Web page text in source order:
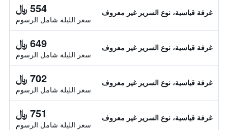
غرفة قياسية، نوع السرير غير معروف 554 ﷼
سعر الليلة شامل الرسوم
غرفة قياسية، نوع السرير غير معروف 649 ﷼
سعر الليلة شامل الرسوم
غرفة قياسية، نوع السرير غير معروف 702 ﷼
سعر الليلة شامل الرسوم
غرفة قياسية، نوع السرير غير معروف 751 ﷼
سعر الليلة شامل الرسوم